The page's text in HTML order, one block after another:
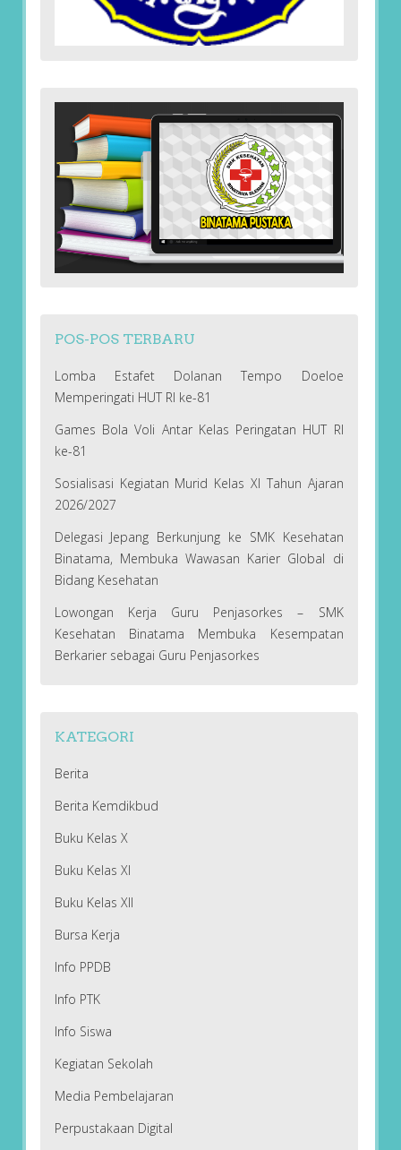
POS-POS TERBARU
Lomba Estafet Dolanan Tempo Doeloe
Memperingati HUT RI ke-81
Games Bola Voli Antar Kelas Peringatan HUT RI
ke-81
Sosialisasi Kegiatan Murid Kelas XI Tahun Ajaran
2026/2027
Delegasi Jepang Berkunjung ke SMK Kesehatan
Binatama, Membuka Wawasan Karier Global di
Bidang Kesehatan
Lowongan Kerja Guru Penjasorkes – SMK
Kesehatan Binatama Membuka Kesempatan
Berkarier sebagai Guru Penjasorkes
KATEGORI
Berita
Berita Kemdikbud
Buku Kelas X
Buku Kelas XI
Buku Kelas XII
Bursa Kerja
Info PPDB
Info PTK
Info Siswa
Kegiatan Sekolah
Media Pembelajaran
Perpustakaan Digital